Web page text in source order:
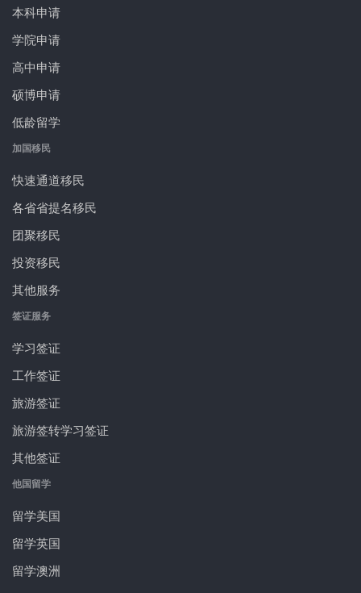
本科申请
学院申请
高中申请
硕博申请
低龄留学
加国移民
快速通道移民
各省省提名移民
团聚移民
投资移民
其他服务
签证服务
学习签证
工作签证
旅游签证
旅游签转学习签证
其他签证
他国留学
留学美国
留学英国
留学澳洲